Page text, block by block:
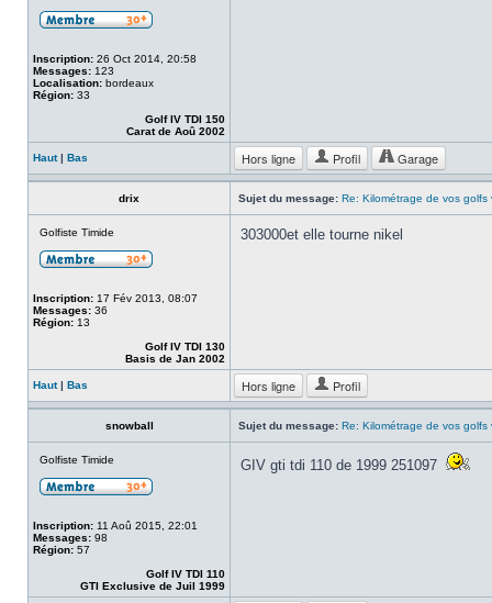
Inscription: 26 Oct 2014, 20:58
Messages: 123
Localisation: bordeaux
Région: 33
Golf IV TDI 150
Carat de Aoû 2002
Haut| Bas Hors ligne Profil Garage
drix Sujet du message: Re: Kilométrage de vos golfs
Golfiste Timide
Inscription: 17 Fév 2013, 08:07
Messages: 36
Région: 13
Golf IV TDI 130
Basis de Jan 2002
303000et elle tourne nikel
Haut| Bas Hors ligne Profil
snowball Sujet du message: Re: Kilométrage de vos golfs
Golfiste Timide
Inscription: 11 Aoû 2015, 22:01
Messages: 98
Région: 57
Golf IV TDI 110
GTI Exclusive de Juil 1999
GIV gti tdi 110 de 1999 251097